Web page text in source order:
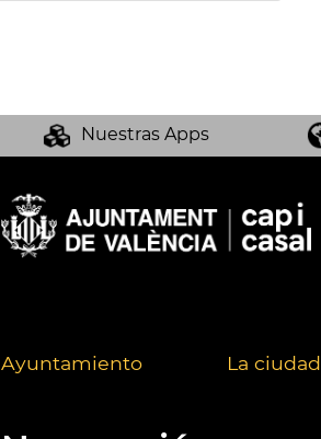
Nuestras Apps
Ayuntamiento La ciudad